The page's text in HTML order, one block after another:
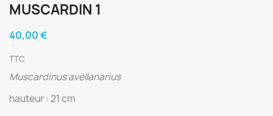
MUSCARDIN 1
40,00 €
TTC
Muscardinus avellanarius
hauteur : 21 cm